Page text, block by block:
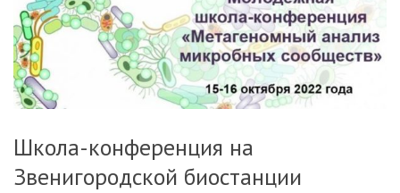
Школа-конференция на
Звенигородской биостанции